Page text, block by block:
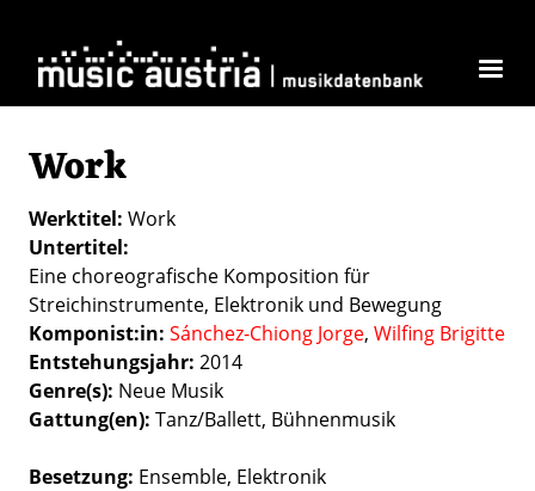
Work
Werktitel Work
Untertitel
Eine choreografische Komposition für
Streichinstrumente, Elektronik und Bewegung
Komponist:in Sánchez-Chiong Jorge Wilfing Brigitte
Entstehungsjahr 2014
Genre(s) Neue Musik
Gattung(en) Tanz/Ballett Bühnenmusik
Besetzung Ensemble Elektronik